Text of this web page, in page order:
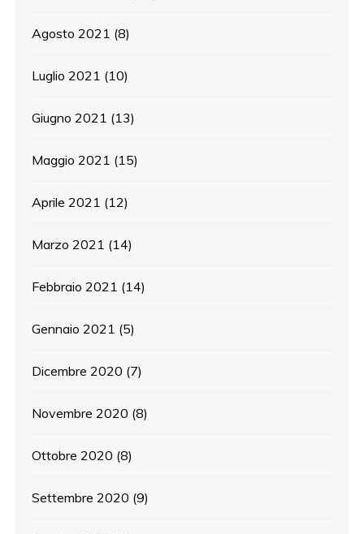
Agosto 2021 (8)
Luglio 2021 (10)
Giugno 2021 (13)
Maggio 2021 (15)
Aprile 2021 (12)
Marzo 2021 (14)
Febbraio 2021 (14)
Gennaio 2021 (5)
Dicembre 2020 (7)
Novembre 2020 (8)
Ottobre 2020 (8)
Settembre 2020 (9)